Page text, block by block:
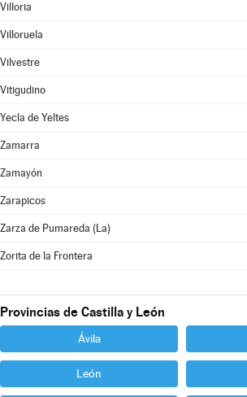
Villoria
Villoruela
Vilvestre
Vitigudino
Yecla de Yeltes
Zamarra
Zamayón
Zarapicos
Zarza de Pumareda (La)
Zorita de la Frontera
Provincias de Castilla y León
Ávila
León